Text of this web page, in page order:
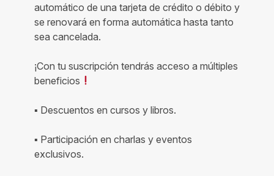
automático de una tarjeta de crédito o débito y
se renovará en forma automática hasta tanto
sea cancelada.
¡Con tu suscripción tendrás acceso a múltiples
beneficios
▪ Descuentos en cursos y libros.
▪ Participación en charlas y eventos
exclusivos.